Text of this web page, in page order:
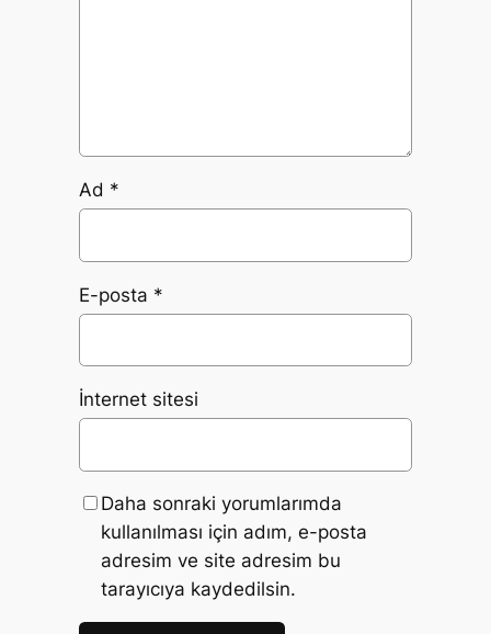
Ad *
E-posta *
İnternet sitesi
Daha sonraki yorumlarımda
kullanılması için adım, e-posta
adresim ve site adresim bu
tarayıcıya kaydedilsin.